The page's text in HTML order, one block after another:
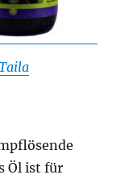
Öl ist für